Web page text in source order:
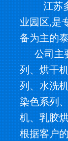
江苏多
业园区,是
备为主的
公司主要
列、烘干
列、水洗
染色系列
机、乳胶
根据客户